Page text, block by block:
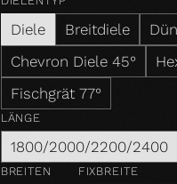
Diele Breitdiele
Chevron Diele 45°
Fischgrät 77°
LÄNGE
1800/2000/2200/2400
BREITEN FIXBREITE